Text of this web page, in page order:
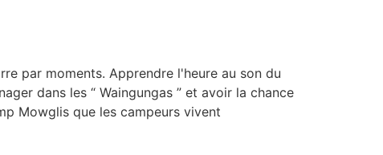
par moments. Apprendre l'heure au son du
dans les “ Waingungas ” et avoir la chance
Mowglis que les campeurs vivent